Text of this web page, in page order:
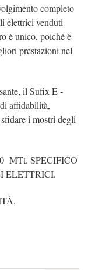
completo
elettrici venduti
è unico, poiché è
prestazioni nel
il Sufix E ‐
affidabilità,
i mostri degli
MTt. SPECIFICO
ELETTRICI.